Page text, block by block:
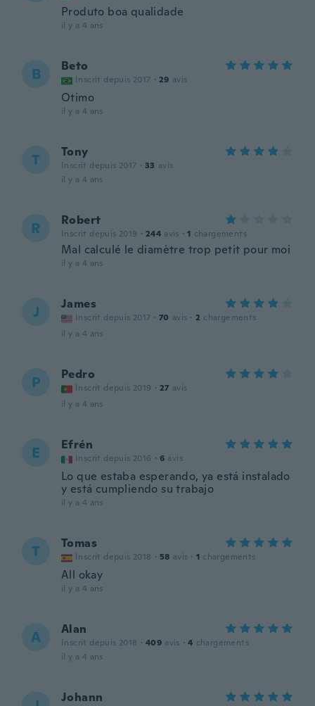
Produto boa qualidade
il y a 4 ans
B Beto
Inscrit depuis 2017 · 29 avis
Otimo
il y a 4 ans
T Tony
Inscrit depuis 2017 · 33 avis
il y a 4 ans
R Robert
Inscrit depuis 2019 · 244 avis · 1 chargements
Mal calculé le diamètre trop petit pour moi
il y a 4 ans
J James
Inscrit depuis 2017 · 70 avis · 2 chargements
il y a 4 ans
P Pedro
Inscrit depuis 2019 · 27 avis
il y a 4 ans
E Efrén
Inscrit depuis 2016 · 6 avis
Lo que estaba esperando, ya está instalado
y está cumpliendo su trabajo
il y a 4 ans
T Tomas
Inscrit depuis 2018 · 58 avis · 1 chargements
All okay
il y a 4 ans
A Alan
Inscrit depuis 2018 · 409 avis · 4 chargements
il y a 4 ans
Johann